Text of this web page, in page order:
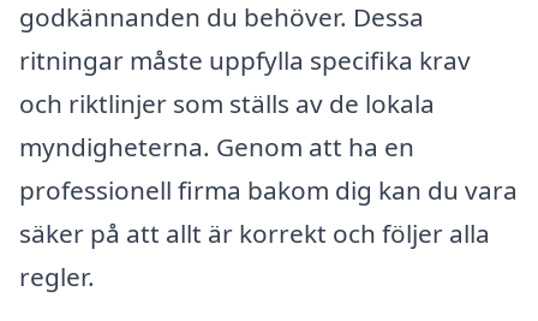
godkännanden du behöver. Dessa
ritningar måste uppfylla specifika krav
och riktlinjer som ställs av de lokala
myndigheterna. Genom att ha en
professionell firma bakom dig kan du vara
säker på att allt är korrekt och följer alla
regler.